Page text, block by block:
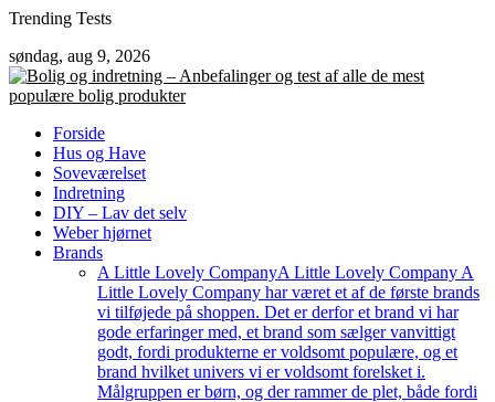
Skip
content
Trending Tests
søndag, aug 9, 2026
Forside
Hus og Have
Soveværelset
Indretning
DIY – Lav det selv
Weber hjørnet
Brands
A Little Lovely CompanyA Little Lovely Company A
Little Lovely Company har været et af de første brands
vi tilføjede på shoppen. Det er derfor et brand vi har
gode erfaringer med, et brand som sælger vanvittigt
godt, fordi produkterne er voldsomt populære, og et
brand hvilket univers vi er voldsomt forelsket i.
Målgruppen er børn, og der rammer de plet, både fordi